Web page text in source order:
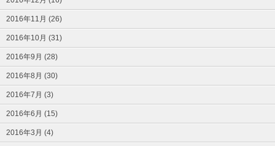
2016年11月 (26)
2016年10月 (31)
2016年9月 (28)
2016年8月 (30)
2016年7月 (3)
2016年6月 (15)
2016年3月 (4)